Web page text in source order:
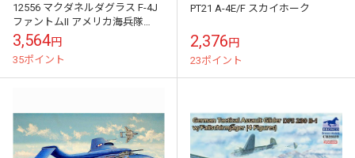
12556 マクダネルダグラス F-4J
ファントムII アメリカ海兵隊
VMFA-232 レッドデビルス
3,564円
35ポイント
PT21 A-4E/F スカイホーク
2,376円
23ポイント